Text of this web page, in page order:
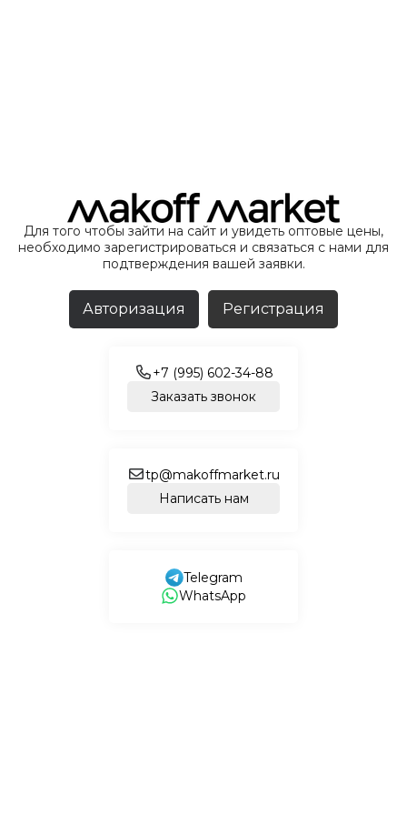
Для того чтобы зайти на сайт и увидеть оптовые цены,
необходимо зарегистрироваться и связаться с нами для
подтверждения вашей заявки.
Авторизация Регистрация
+7 (995) 602-34-88
Заказать звонок
tp@makoffmarket.ru
Написать нам
Telegram
WhatsApp